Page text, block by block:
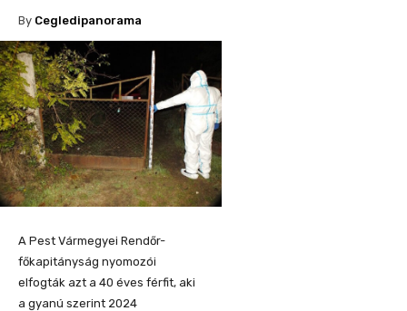
By Cegledipanorama
A Pest Vármegyei Rendőr-
főkapitányság nyomozói
elfogták azt a 40 éves férfit, aki
a gyanú szerint 2024